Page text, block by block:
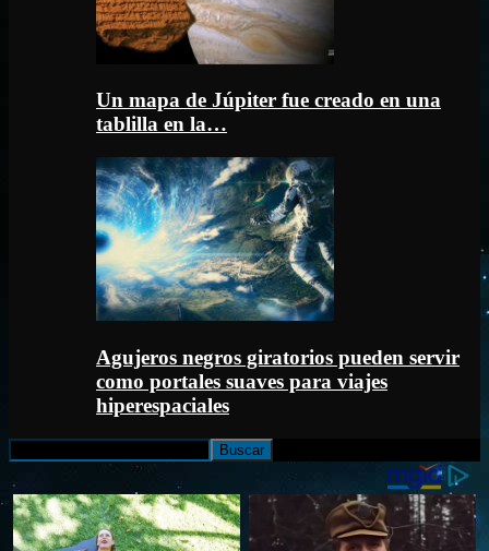
Un mapa de Júpiter fue creado en una
tablilla en la…
Agujeros negros giratorios pueden servir
como portales suaves para viajes
hiperespaciales